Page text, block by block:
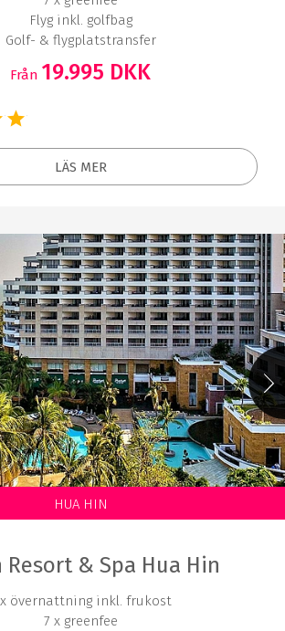
Flyg inkl. golfbag
Golf- & flygplatstransfer
Från 19.995 DKK
LÄS MER
HUA HIN
& Spa Hua Hin
övernattning inkl. frukost
7 x greenfee